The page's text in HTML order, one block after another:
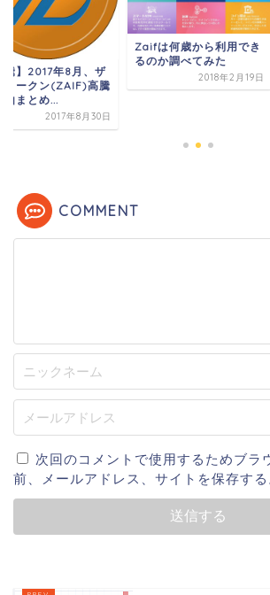
何歳から利用でき
か調べてみた
2018年2月19日
【みんなの評判/口コ
COMMENT
次回のコメントで使用するためブラ
前、メールアドレス、サイトを保存する